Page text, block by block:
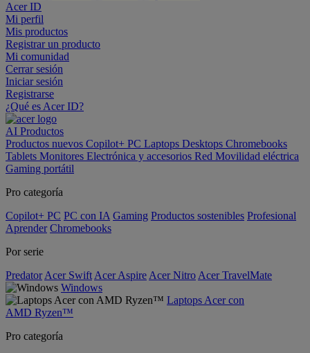
Acer ID
Mi perfil
Mis productos
Registrar un producto
Mi comunidad
Cerrar sesión
Iniciar sesión
Registrarse
¿Qué es Acer ID?
AI Productos
Productos nuevos Copilot+ PC Laptops Desktops Chromebooks
Tablets Monitores Electrónica y accesorios Red Movilidad eléctrica
Gaming portátil
Pro categoría
Copilot+ PC PC con IA Gaming Productos sostenibles Profesional
Aprender Chromebooks
Por serie
Predator Acer Swift Acer Aspire Acer Nitro Acer TravelMate
Windows
Laptops Acer con
AMD Ryzen™
Pro categoría